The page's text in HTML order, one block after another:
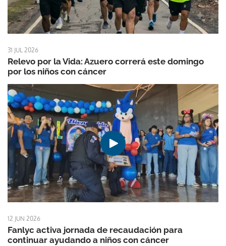
31 JUL 2026
Relevo por la Vida: Azuero correrá este domingo
por los niños con cáncer
12 JUN 2026
Fanlyc activa jornada de recaudación para
continuar ayudando a niños con cáncer